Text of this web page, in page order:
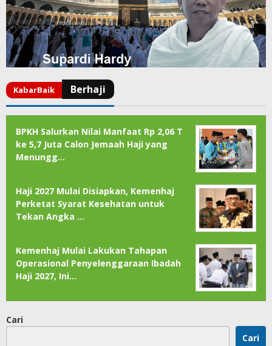
BPKH Salurkan Nilai Manfaat Rp 2,06 T
ke 5,7 Juta Calon Jemaah Haji yang
Menungg…
Haji 2027 Mulai Disiapkan, Kemenhaj
Perketat Syarat Kesehatan untuk
Tekan Angka …
Kemenhaj Mulai Lakukan Tahapan
Operasional Penyelenggaraan Ibadah
Haji 2027, Ini…
Cari
Cari